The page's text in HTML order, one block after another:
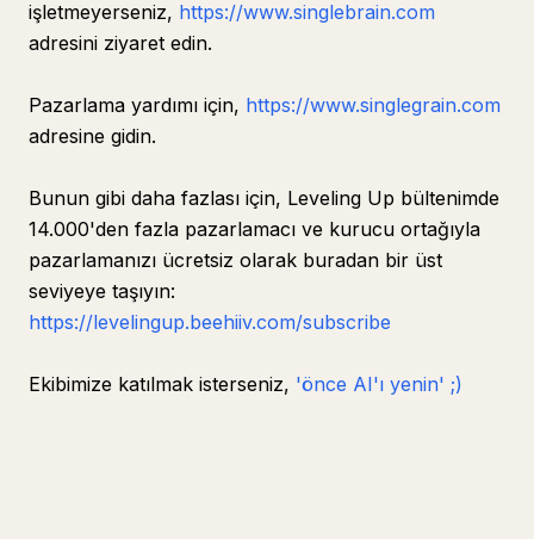
işletmeyerseniz, https://www.singlebrain.com
adresini ziyaret edin.
Pazarlama yardımı için, https://www.singlegrain.com
adresine gidin.
Bunun gibi daha fazlası için, Leveling Up bültenimde
14.000'den fazla pazarlamacı ve kurucu ortağıyla
pazarlamanızı ücretsiz olarak buradan bir üst
seviyeye taşıyın:
https://levelingup.beehiiv.com/subscribe
Ekibimize katılmak isterseniz, 'önce AI'ı yenin' ;)